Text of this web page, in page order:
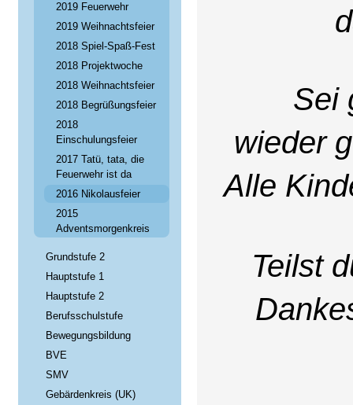
2019 Feuerwehr
2019 Weihnachtsfeier
2018 Spiel-Spaß-Fest
2018 Projektwoche
2018 Weihnachtsfeier
2018 Begrüßungsfeier
2018
Einschulungsfeier
2017 Tatü, tata, die
Feuerwehr ist da
2016 Nikolausfeier
2015
Adventsmorgenkreis
Grundstufe 2
Hauptstufe 1
Hauptstufe 2
Berufsschulstufe
Bewegungsbildung
BVE
SMV
Gebärdenkreis (UK)
Sei
wieder
Alle
Teilst